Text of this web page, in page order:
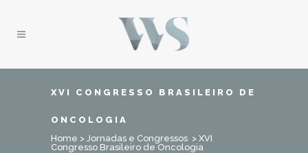
XVI CONGRESSO BRASILEIRO DE
ONCOLOGIA
Home > Jornadas e Congressos > XVI
Congresso Brasileiro de Oncologia